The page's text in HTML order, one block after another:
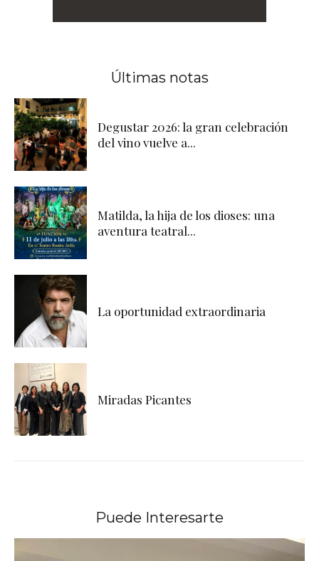
Últimas notas
Degustar 2026: la gran celebración
del vino vuelve a...
Matilda, la hija de los dioses: una
aventura teatral...
La oportunidad extraordinaria
Miradas Picantes
Puede Interesarte